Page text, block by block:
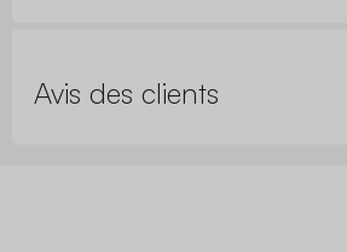
Avis des clients